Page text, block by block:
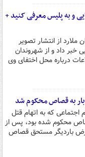
و به پلیس معرفی کنید +
ملارد از انتشار تصویر
داد و از شهروندان
درباره محل اختفای وی
به قصاص محکوم شد
اجتماعی که به اتهام قتل
محکوم شده بود، پس از
باردیگر مستحق قصاص